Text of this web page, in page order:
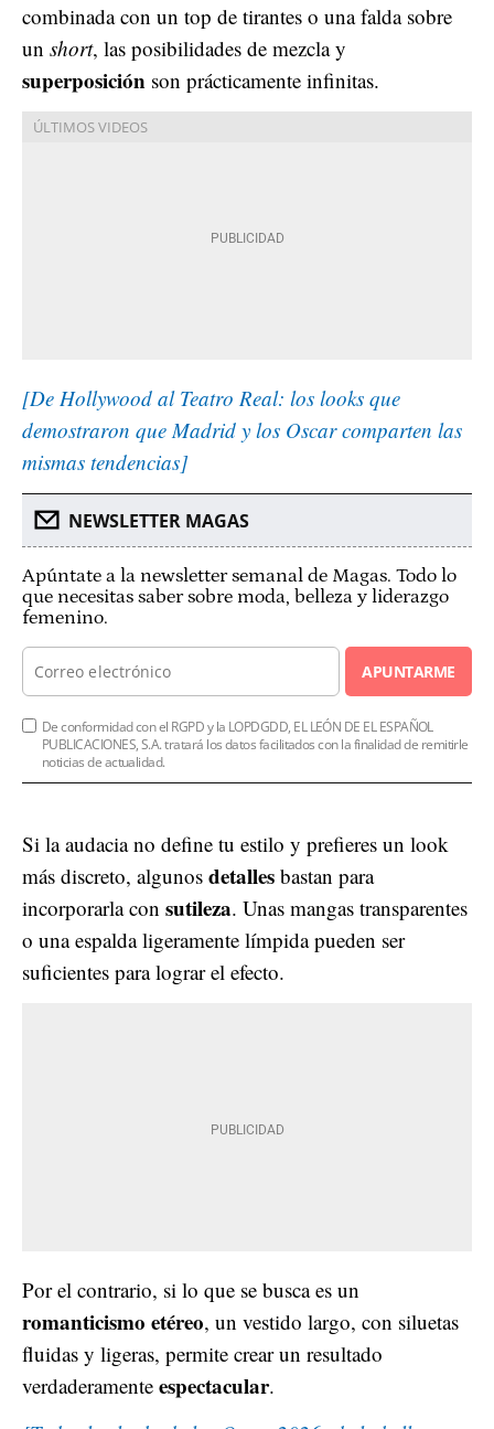
combinada con un top de tirantes o una falda sobre
un short, las posibilidades de mezcla y
superposición son prácticamente infinitas.
[De Hollywood al Teatro Real: los looks que
demostraron que Madrid y los Oscar comparten las
mismas tendencias]
NEWSLETTER MAGAS
Apúntate a la newsletter semanal de Magas. Todo lo
que necesitas saber sobre moda, belleza y liderazgo
femenino.
APUNTARME
De conformidad con el RGPD y la LOPDGDD, EL LEÓN DE EL ESPAÑOL
PUBLICACIONES, S.A. tratará los datos facilitados con la finalidad de remitirle
noticias de actualidad.
Si la audacia no define tu estilo y prefieres un look
más discreto, algunos detalles bastan para
incorporarla con sutileza. Unas mangas transparentes
o una espalda ligeramente límpida pueden ser
suficientes para lograr el efecto.
Por el contrario, si lo que se busca es un
romanticismo etéreo, un vestido largo, con siluetas
fluidas y ligeras, permite crear un resultado
verdaderamente espectacular.